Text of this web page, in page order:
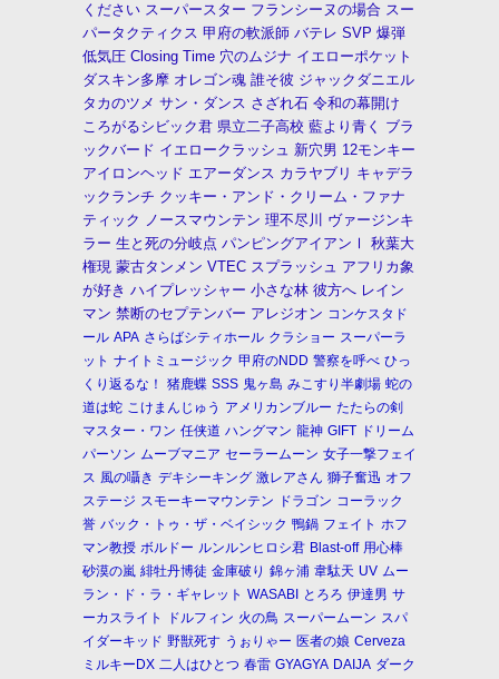
ください スーパースター フランシーヌの場合 スー
パータクティクス 甲府の軟派師 バテレ SVP 爆弾
低気圧 Closing Time 穴のムジナ イエローポケット
ダスキン多摩 オレゴン魂 誰そ彼 ジャックダニエル
タカのツメ サン・ダンス さざれ石 令和の幕開け
ころがるシビック君 県立二子高校 藍より青く ブラ
ックバード イエロークラッシュ 新穴男 12モンキー
アイロンヘッド エアーダンス カラヤブリ キャデラ
ックランチ クッキー・アンド・クリーム・ファナ
ティック ノースマウンテン 理不尽川
ヴァージンキ
ラー 生と死の分岐点 パンピングアイアンⅠ
秋葉大
権現 蒙古タンメン VTEC スプラッシュ アフリカ象
が好き ハイプレッシャー 小さな林 彼方へ レイン
マン 禁断のセプテンバー アレジオン コンケスタド
ール APA さらばシティホール クラショー スーパーラ
ット ナイトミュージック 甲府のNDD 警察を呼べ ひっ
くり返るな！
猪鹿蝶 SSS 鬼ヶ島 みこすり半劇場 蛇の
道は蛇 こけまんじゅう アメリカンブルー たたらの剣
マスター・ワン 任侠道 ハングマン 龍神 GIFT ドリーム
パーソン ムーブマニア セーラームーン 女子一撃フェイ
ス 風の囁き デキシーキング 激レアさん 獅子奮迅 オフ
ステージ スモーキーマウンテン ドラゴン コーラック
誉 バック・トゥ・ザ・ベイシック 鴨鍋 フェイト ホフ
マン教授 ボルドー ルンルンヒロシ君 Blast-off 用心棒
砂漠の嵐 緋牡丹博徒 金庫破り 錦ヶ浦 韋駄天 UV ムー
ラン・ド・ラ・ギャレット WASABI とろろ 伊達男 サ
ーカスライト
ドルフィン 火の鳥 スーパームーン スパ
イダーキッド 野獣死す うぉりゃー 医者の娘 Cerveza
ミルキーDX 二人はひとつ 春雷 GYAGYA DAIJA ダーク